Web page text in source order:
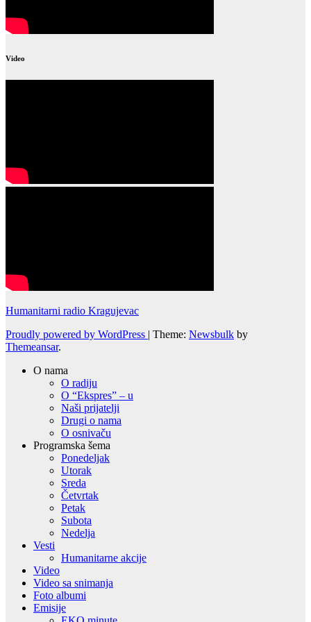
Video
Humanitarni radio Kragujevac
Proudly powered by WordPress | Theme: Newsbulk by
Themeansar.
O nama
O radiju
O “Ekspres” – u
Naši prijatelji
Drugi o nama
O osnivaču
Programska šema
Ponedeljak
Utorak
Sreda
Četvrtak
Petak
Subota
Nedelja
Vesti
Humanitarne akcije
Video
Video sa snimanja
Foto albumi
Emisije